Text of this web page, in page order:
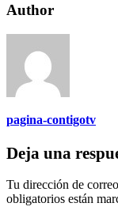
Author
pagina-contigotv
Deja una
Tu dirección de
obligatorios están